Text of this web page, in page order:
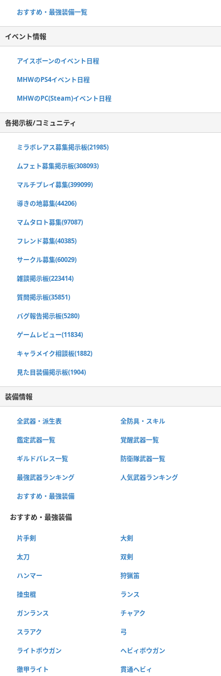
おすすめ・最強装備一覧
イベント情報
アイスボーンのイベント日程
MHWのPS4イベント日程
MHWのPC(Steam)イベント日程
各掲示板/コミュニティ
ミラボレアス募集掲示板(21985)
ムフェト募集掲示板(308093)
マルチプレイ募集(399099)
導きの地募集(44206)
マムタロト募集(97087)
フレンド募集(40385)
サークル募集(60029)
雑談掲示板(223414)
質問掲示板(35851)
バグ報告掲示板(5280)
ゲームレビュー(11834)
キャラメイク相談板(1882)
見た目装備掲示板(1904)
装備情報
全武器・派生表 全防具・スキル
鑑定武器一覧 覚醒武器一覧
ギルドパレス一覧 防衛隊武器一覧
最強武器ランキング 人気武器ランキング
おすすめ・最強装備
おすすめ・最強装備
片手剣 大剣
太刀 双剣
ハンマー 狩猟笛
操虫棍 ランス
ガンランス チャアク
スラアク 弓
ライトボウガン ヘビィボウガン
徹甲ライト 貫通ヘビィ